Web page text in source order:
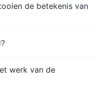
de betekenis van
werk van de